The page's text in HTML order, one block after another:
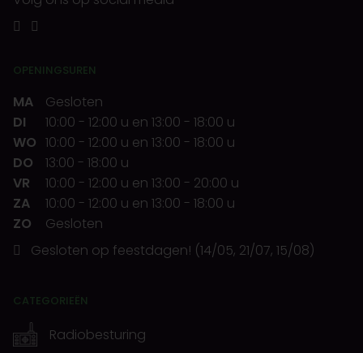
OPENINGSUREN
MA
Gesloten
DI
10:00 - 12:00 u en 13:00 - 18:00 u
WO 10:00 - 12:00 u en 13:00 - 18:00 u
DO
13:00 - 18:00 u
VR
10:00 - 12:00 u en 13:00 - 20:00 u
ZA
10:00 - 12:00 u en 13:00 - 18:00 u
ZO
Gesloten
Gesloten op feestdagen! (14/05, 21/07, 15/08)
CATEGORIEËN
Radiobesturing